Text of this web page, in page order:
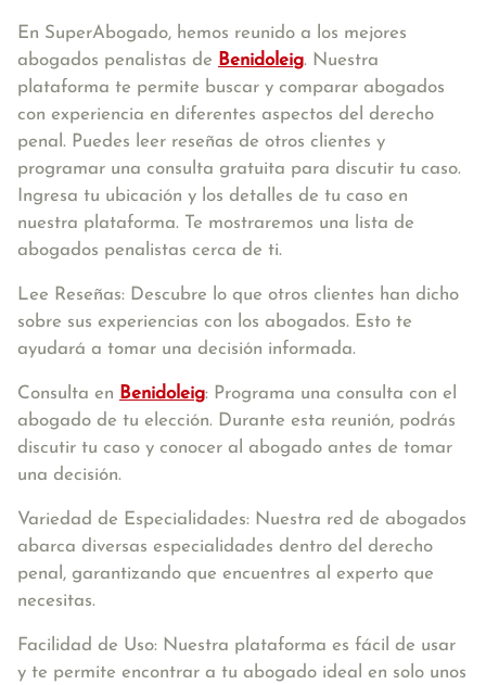
En SuperAbogado, hemos reunido a los mejores
abogados penalistas de Benidoleig. Nuestra
plataforma te permite buscar y comparar abogados
con experiencia en diferentes aspectos del derecho
penal. Puedes leer reseñas de otros clientes y
programar una consulta gratuita para discutir tu caso.
Ingresa tu ubicación y los detalles de tu caso en
nuestra plataforma. Te mostraremos una lista de
abogados penalistas cerca de ti.
Lee Reseñas: Descubre lo que otros clientes han dicho
sobre sus experiencias con los abogados. Esto te
ayudará a tomar una decisión informada.
Consulta en Benidoleig: Programa una consulta con el
abogado de tu elección. Durante esta reunión, podrás
discutir tu caso y conocer al abogado antes de tomar
una decisión.
Variedad de Especialidades: Nuestra red de abogados
abarca diversas especialidades dentro del derecho
penal, garantizando que encuentres al experto que
necesitas.
Facilidad de Uso: Nuestra plataforma es fácil de usar
y te permite encontrar a tu abogado ideal en solo unos